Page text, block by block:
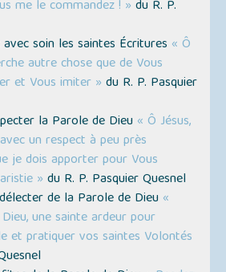
me le commandez ! » du R. P.
soin les saintes Écritures « Ô
autre chose que de Vous
et Vous imiter » du R. P. Pasquier
la Parole de Dieu « Ô Jésus,
un respect à peu près
je dois apporter pour Vous
» du R. P. Pasquier Quesnel
de la Parole de Dieu «
une sainte ardeur pour
et pratiquer vos saintes Volontés